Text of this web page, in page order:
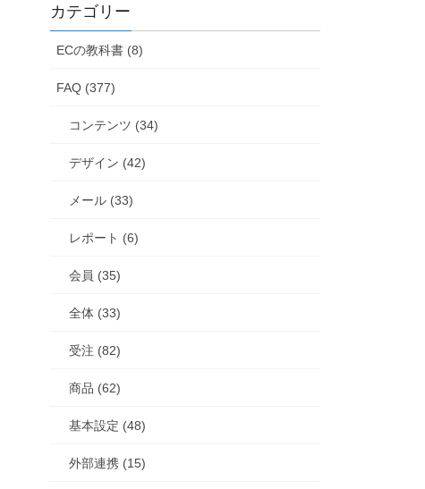
カテゴリー
ECの教科書 (8)
FAQ (377)
コンテンツ (34)
デザイン (42)
メール (33)
レポート (6)
会員 (35)
全体 (33)
受注 (82)
商品 (62)
基本設定 (48)
外部連携 (15)